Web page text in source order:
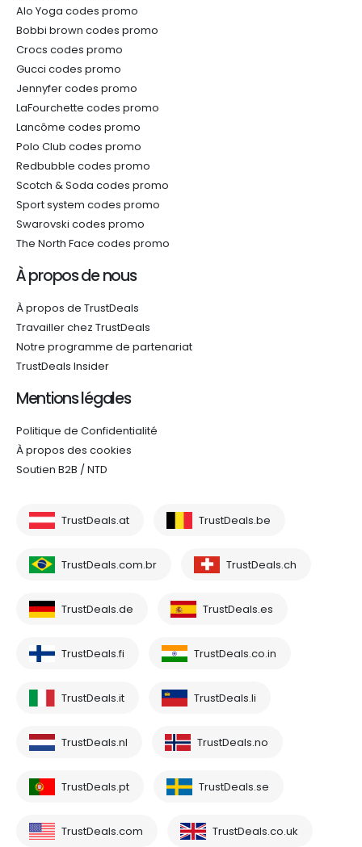
Alo Yoga codes promo
Bobbi brown codes promo
Crocs codes promo
Gucci codes promo
Jennyfer codes promo
LaFourchette codes promo
Lancôme codes promo
Polo Club codes promo
Redbubble codes promo
Scotch & Soda codes promo
Sport system codes promo
Swarovski codes promo
The North Face codes promo
À propos de nous
À propos de TrustDeals
Travailler chez TrustDeals
Notre programme de partenariat
TrustDeals Insider
Mentions légales
Politique de Confidentialité
À propos des cookies
Soutien B2B / NTD
TrustDeals.at TrustDeals.be
TrustDeals.com.br TrustDeals.ch
TrustDeals.de TrustDeals.es
TrustDeals.fi TrustDeals.co.in
TrustDeals.it TrustDeals.li
TrustDeals.nl TrustDeals.no
TrustDeals.pt TrustDeals.se
TrustDeals.com TrustDeals.co.uk